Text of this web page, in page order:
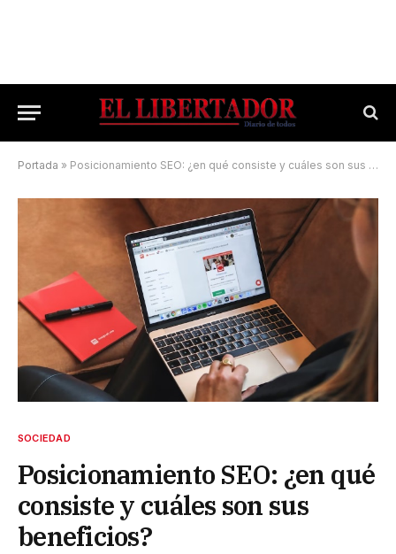
Portada » Posicionamiento SEO: ¿en qué consiste y cuáles son sus beneficios?
SOCIEDAD
Posicionamiento SEO: ¿en qué
consiste y cuáles son sus
beneficios?